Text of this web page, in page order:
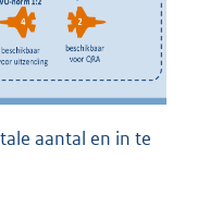
aantal en in te